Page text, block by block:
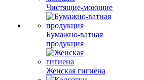
Чистящие-моющие
Бумажно-ватная
продукция
Женская гигиена